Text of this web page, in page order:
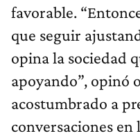
favorable.
que seguir
opina la sociedad
apoyando”, opinó
acostumbrado a
conversaciones en